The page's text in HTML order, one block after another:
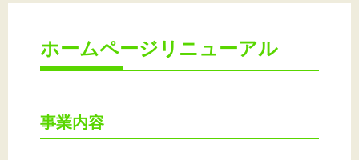
北方町商工会について
ビジネスセンター・カード会
ホームページリニューアル
事業内容